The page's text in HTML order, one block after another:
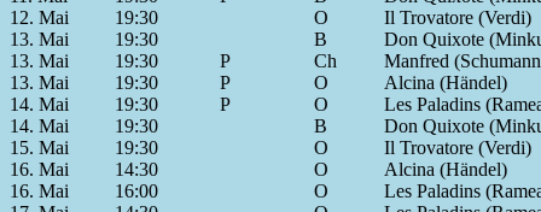
12. Mai
19:30 O
Il Trovatore (Verdi)
13. Mai
19:30 B
Don Quixote
13. Mai
19:30 P Ch
Manfred
13. Mai
19:30 P O
Alcina (Händel)
14. Mai
19:30 P O
Les Paladins
14. Mai
19:30 B
Don Quixote
15. Mai
19:30 O
Il Trovatore (Verdi)
16. Mai
14:30 O
Alcina (Händel)
16. Mai
16:00 O
Les Paladins